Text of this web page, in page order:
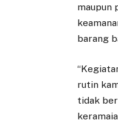
maupun
barang
rutin
tidak